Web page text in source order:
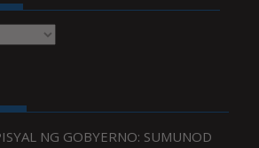
NG GOBYERNO: SUMUNOD